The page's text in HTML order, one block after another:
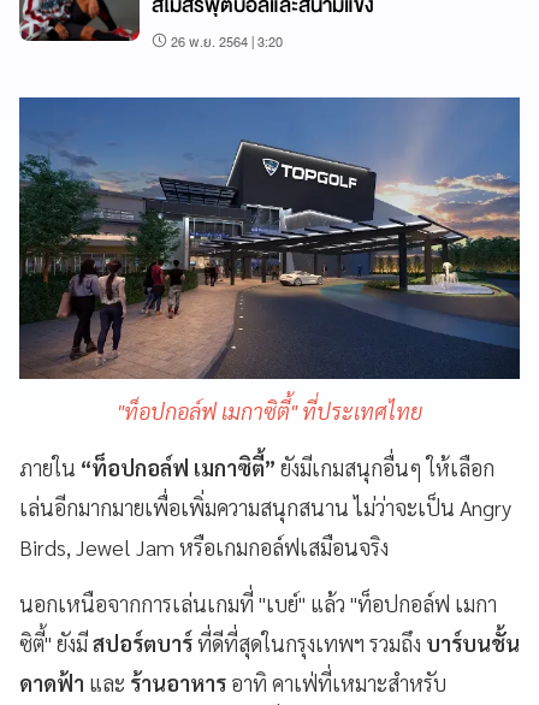
26 พ.ย. 2564 | 3:20
"ท็อปกอล์ฟ เมกาซิตี้" ที่ประเทศไทย
ภายใน “ท็อปกอล์ฟ เมกาซิตี้” ยังมีเกมสนุกอื่นๆ ให้เลือก
เล่นอีกมากมายเพื่อเพิ่มความสนุกสนาน ไม่ว่าจะเป็น Angry
Birds, Jewel Jam หรือเกมกอล์ฟเสมือนจริง
นอกเหนือจากการเล่นเกมที่ "เบย์" แล้ว "ท็อปกอล์ฟ เมกา
ซิตี้" ยังมีสปอร์ตบาร์ที่ดีที่สุดในกรุงเทพฯ รวมถึง บาร์บนชั้น
ดาดฟ้า และ ร้านอาหาร อาทิ คาเฟ่ที่เหมาะสำหรับ